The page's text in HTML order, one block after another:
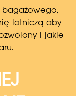
lotniczą aby
i jakie